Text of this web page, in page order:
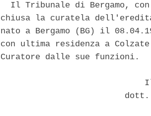
Il Tribunale di Bergamo,
chiusa la curatela
nato a Bergamo (BG) il
con ultima residenza a
Curatore dalle sue funzioni.